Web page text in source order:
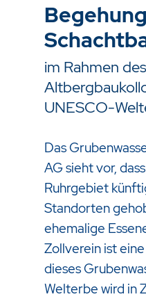
im Rahmen
UNESCO-
Das
AG sieht vor,
Ruhrgebiet
Standorten
ehemalige
Zollverein ist
dieses
Welterbe wird in